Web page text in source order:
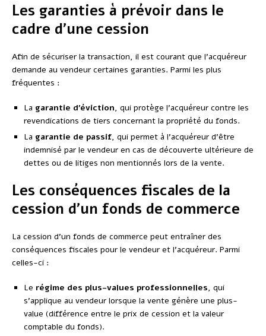
Les garanties à prévoir dans le
cadre d’une cession
Afin de sécuriser la transaction, il est courant que l’acquéreur
demande au vendeur certaines garanties. Parmi les plus
fréquentes :
La garantie d’éviction, qui protège l’acquéreur contre les
revendications de tiers concernant la propriété du fonds.
La garantie de passif, qui permet à l’acquéreur d’être
indemnisé par le vendeur en cas de découverte ultérieure de
dettes ou de litiges non mentionnés lors de la vente.
Les conséquences fiscales de la
cession d’un fonds de commerce
La cession d’un fonds de commerce peut entraîner des
conséquences fiscales pour le vendeur et l’acquéreur. Parmi
celles-ci :
Le régime des plus-values professionnelles, qui
s’applique au vendeur lorsque la vente génère une plus-
value (différence entre le prix de cession et la valeur
comptable du fonds).